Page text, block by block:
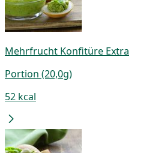
Mehrfrucht Konfitüre Extra
Portion (20,0g)
52 kcal